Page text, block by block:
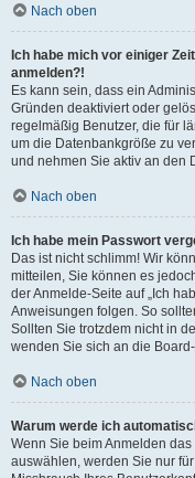
Nach oben
Ich habe mich vor einiger
anmelden?!
Es kann sein, dass ein
Gründen deaktiviert oder
regelmäßig Benutzer, die für
um die Datenbankgröße zu
und nehmen Sie aktiv an den
Nach oben
Ich habe mein Passwort
Das ist nicht schlimm! Wir
mitteilen, Sie können es
der Anmelde-Seite auf „Ich
Anweisungen folgen. So
Sollten Sie trotzdem nicht in
wenden Sie sich an die
Nach oben
Warum werde ich
Wenn Sie beim Anmelden
auswählen, werden Sie nur